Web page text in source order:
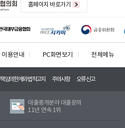
홈페이지 바로가기
이용안내 PC화면보기 전체메뉴
책임의한계와법적고지 주의사항 오류신고
대출중개분야 대출문의
11년 연속 1위